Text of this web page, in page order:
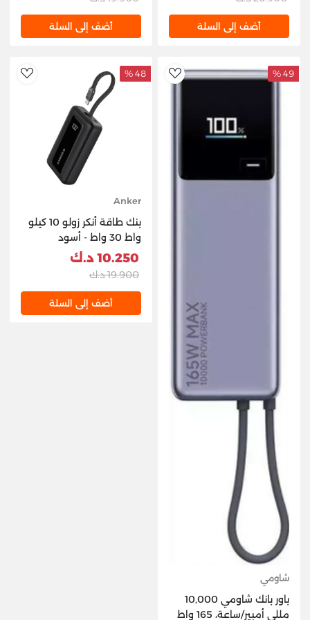
أضف إلى السلة أضف إلى السلة
AddToWishlist
49 %
شاومي
باور بانك شاومي 10,000
مللي أمبير/ساعة، 165 واط
48 %
Anker
بنك طاقة أنكر زولو 10 كيلو
واط 30 واط - أسود
10.250 د.ك
19.900 د.ك
أضف إلى السلة